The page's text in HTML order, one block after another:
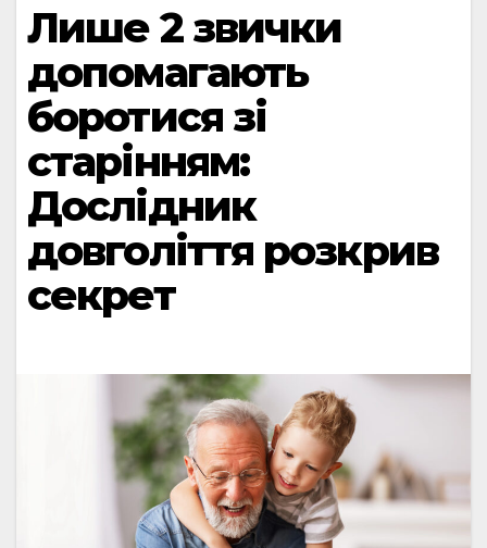
Лише 2 звички
допомагають
боротися зі
старінням:
Дослідник
довголіття розкрив
секрет